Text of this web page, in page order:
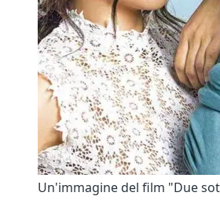
Un'immagine del film "Due